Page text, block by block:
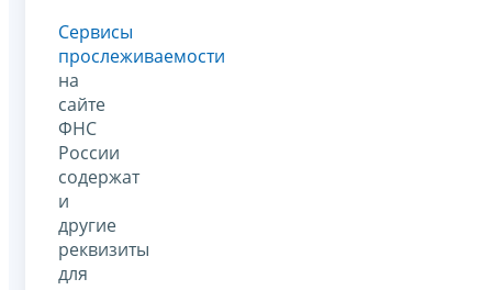
Сервисы
прослеживаемости
на
сайте
ФНС
России
содержат
и
другие
реквизиты
для